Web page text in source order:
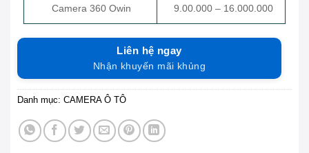
Camera 360 Owin 9.00.000 – 16.000.000
Liên hệ ngay
Nhận khuyến mãi khủng
Danh mục: CAMERA Ô TÔ